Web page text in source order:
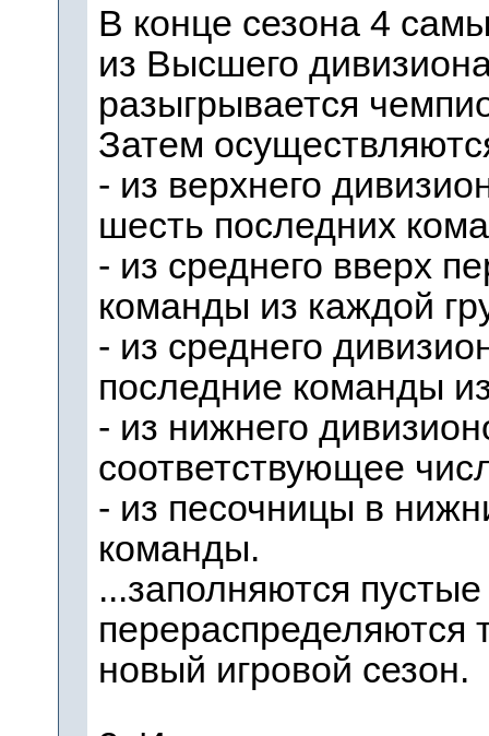
В конце сезона 4
из Высшего
разыгрывается
Затем
- из верхнего
шесть последних
- из среднего вверх
команды из каждой
- из среднего
последние команды
- из нижнего
соответствующее
- из песочницы в
команды.
...заполняются
перераспределяются
новый игровой сезон.